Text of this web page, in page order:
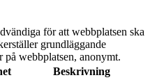
för att webbplatsen ska
grundläggande
webbplatsen, anonymt.
Beskrivning